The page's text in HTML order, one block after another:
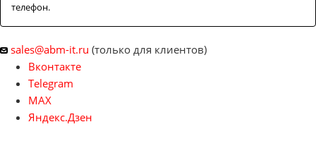
телефон.
sales@abm-it.ru (только для клиентов)
Вконтакте
Telegram
MAX
Яндекс.Дзен